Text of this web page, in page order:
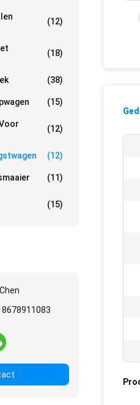
(12)
(18)
(38)
(15)
(12)
(12)
(11)
(15)